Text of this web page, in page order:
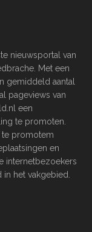
nieuwsportal van
Met een
gemiddeld aantal
pageviews van
een
te promoten.
promotem
en
internetbezoekers
het vakgebied.